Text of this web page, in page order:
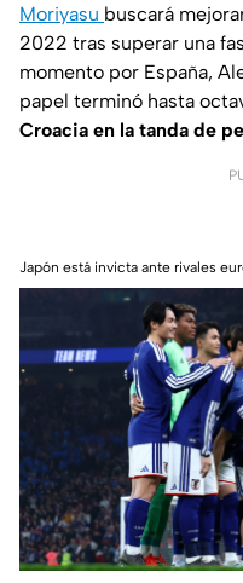
Moriyasu buscará
2022 tras superar una
momento por España,
papel terminó hasta
Croacia en la tanda de
Japón está invicta ante rivales